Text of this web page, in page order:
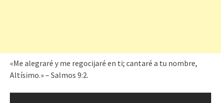
«Me alegraré y me regocijaré en ti; cantaré a tu nombre,
Altísimo.» – Salmos 9:2.